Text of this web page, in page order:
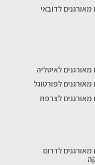
מאורגנים לדובאי
מאורגנים לאיטליה
מאורגנים לפורטוגל
מאורגנים לצרפת
מאורגנים לדרום